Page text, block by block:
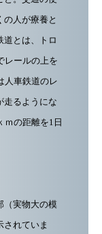
人が療養と
道とは、トロ
レールの上を
人車鉄道のレ
走るようにな
ｍの距離を1日
（実物大の模
されていま